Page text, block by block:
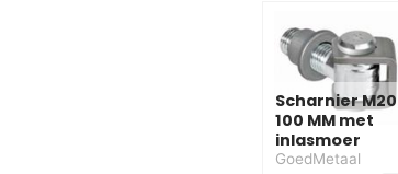
Scharnier M20
100 MM met
inlasmoer
GoedMetaal